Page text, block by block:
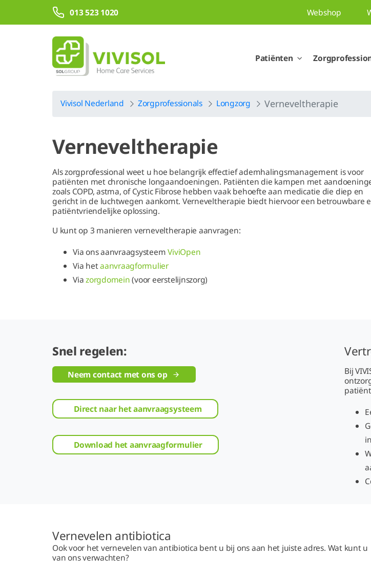
Overslaan en naar hoofdinhoud gaan
013 523 1020 Webshop
Patiënten
Vivisol Nederland Zorgprofessionals Longzorg Verneveltherapie
Verneveltherapie
Als zorgprofessional weet u hoe belangrijk effectief ademhalingsmanagement is voor
patiënten met chronische longaandoeningen. Patiënten die kampen met
zoals COPD, astma, of Cystic Fibrose hebben vaak behoefte aan medicatie die diep en
gericht in de luchtwegen aankomt. Verneveltherapie biedt hiervoor een betrouwbare
patiëntvriendelijke oplossing.
U kunt op 3 manieren verneveltherapie aanvragen:
Via ons aanvraagsysteemViviOpen
Via hetaanvraagformulier
Viazorgdomein(voor eerstelijnszorg)
Snel regelen:
Neem contact met ons op
Direct naar het aanvraagsysteem
Download het aanvraagformulier
Bij
Vernevelen antibiotica
Ook voor het vernevelen van antibiotica bent u bij ons aan het juiste adres. Wat kunt u
van ons verwachten?